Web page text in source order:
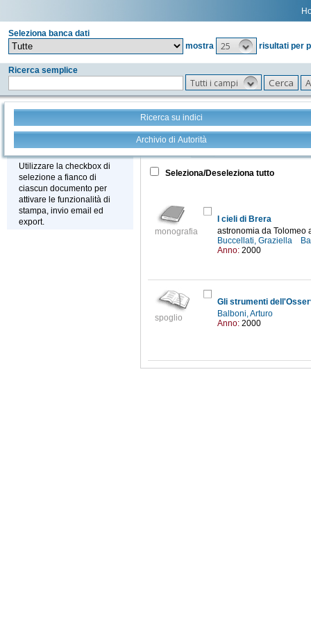
Seleziona banca dati
mostra
25 risultati per
Ricerca semplice
Tutti i campi
Ricerca su indici
Archivio di Autorità
Stampa - Email - Export
Utilizzare la checkbox di
selezione a fianco di
ciascun documento per
attivare le funzionalità di
stampa, invio email ed
export.
Tutto +
Seleziona/Deseleziona tutto
monografia
I cieli di Brera
astronomia da Tolomeo
Buccellati, Graziella
Anno: 2000
spoglio
Gli strumenti
Balboni, Arturo
Anno: 2000